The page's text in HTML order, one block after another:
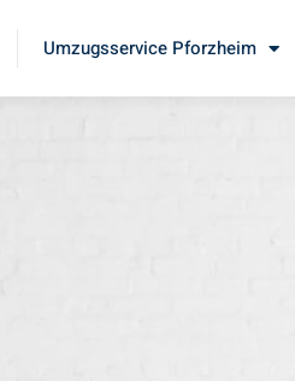
Umzugsservice Pforzheim